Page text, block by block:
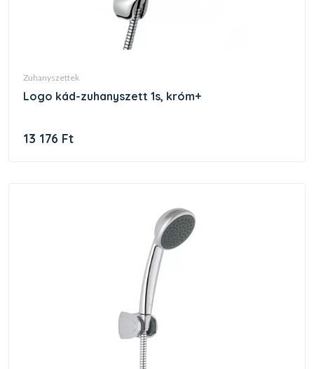
zuhanyszettek
logo kád-zuhanyszett 1s, króm+
13 176 Ft